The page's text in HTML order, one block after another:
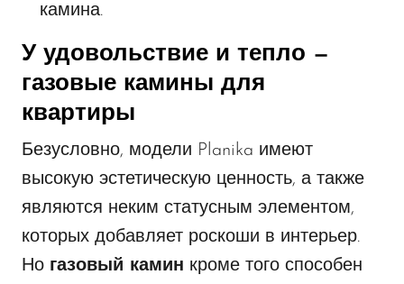
камина.
У удовольствие и тепло —
газовые камины для
квартиры
Безусловно, модели Planika имеют
высокую эстетическую ценность, а также
являются неким статусным элементом,
которых добавляет роскоши в интерьер.
Но газовый камин кроме того способен